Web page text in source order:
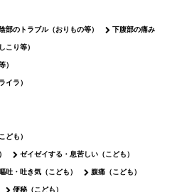
部のトラブル（おりもの等） 下腹部の痛み
こり等）
）
イラ）
ども）
ゼイゼイする・息苦しい（こども）
吐・吐き気（こども） 腹痛（こども）
便秘（こども）